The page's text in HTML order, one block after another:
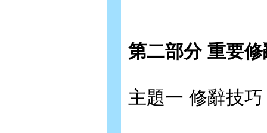
第二部分 重要
主題一 修辭技巧